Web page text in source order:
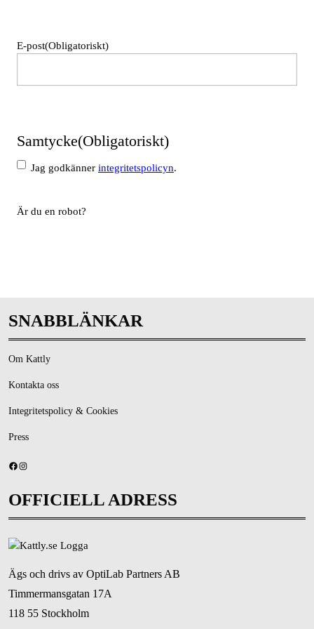
E-post(Obligatoriskt)
Samtycke(Obligatoriskt)
Jag godkänner integritetspolicyn.
Är du en robot?
SNABBLÄNKAR
Om Kattly
Kontakta oss
Integritetspolicy & Cookies
Press
Facebook
Instagram
OFFICIELL ADRESS
Ägs och drivs av OptiLab Partners AB
Timmermansgatan 17A
118 55 Stockholm